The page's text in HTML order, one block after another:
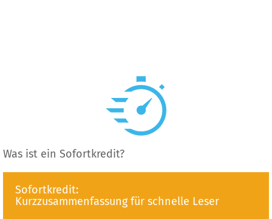
Was ist ein Sofortkredit?
Sofortkredit:
Kurzzusammenfassung für schnelle Leser